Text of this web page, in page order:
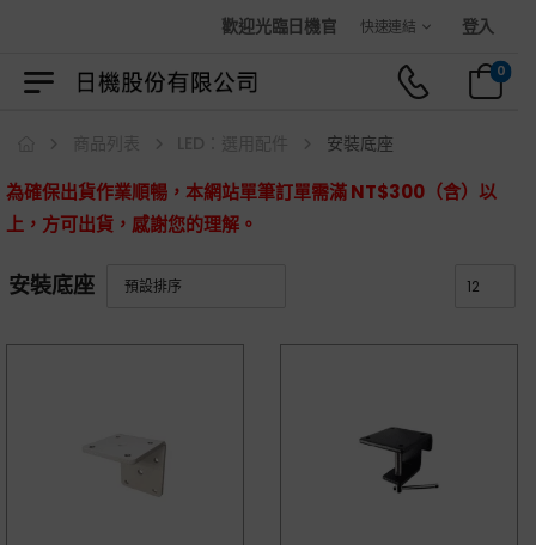
歡迎光臨日機官方購物商城！
快速連結 登入
0
安裝底座
為確保出貨作業順暢，本網站單筆訂單需滿 NT$300（含）以
上，方可出貨，感謝您的理解。
安裝底座